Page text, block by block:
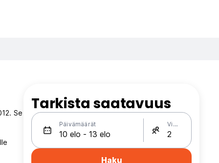
Se Tarkista saatavuus
Päivämäärät Vieraat
Haku